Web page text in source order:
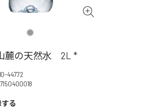
麓の天然水 2L *
44772
る